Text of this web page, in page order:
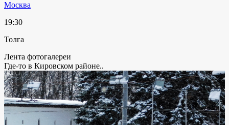
Москва
19:30
Толга
Лента фотогалереи
Где-то в Кировском районе..